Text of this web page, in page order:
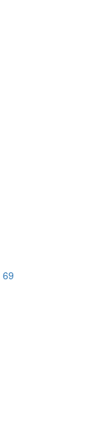
69